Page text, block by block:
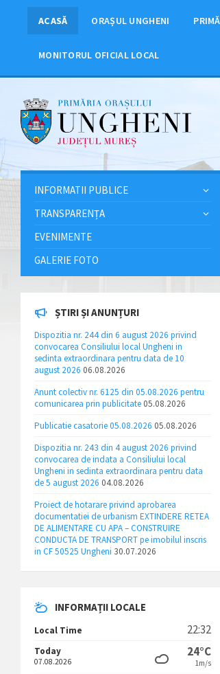
ACASĂ ORAȘUL UNGHENI
MONITORUL OFICIAL LOCAL
INFORMATII PUBLICE
TRANSPARENȚA
EVENIMENTE
GALERIE FOTO
ȘTIRI ȘI ANUNȚURI
Dispozitia nr. 244 din 6 august 2026 privind
convocarea Consiliului local Ungheni in
sedinta extraordinara pentru data de 10
august 2026 06.08.2026
Anunt colectiv nr. 6125 din 05.08.2026 pentru
comunicarea prin publicitate 05.08.2026
Publicatie casatorie 05.08.2026 05.08.2026
Dispozitia nr. 243 din 4 august 2026 privind
convocarea de indata a Consiliului local
Ungheni in sedinta extraordinara pentru data
de 5 august 2026 04.08.2026
Proiect de hotarare privind aprobarea
documentatiei de urbanism EXTINDERE RETEA
DE ALIMENTARE CU APA – CONSTRUIRE
CONDUCTA DE TRANSPORT pe imobilul inscris
in CF 50525 Ungheni 30.07.2026
INFORMAȚII LOCALE
Local Time 22:32
Today
07.08.2026
24°C
1m/s